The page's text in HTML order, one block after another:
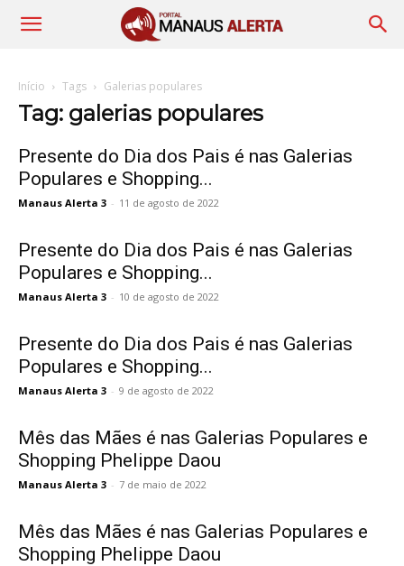
Início Tags Galerias populares
Tag: galerias populares
Presente do Dia dos Pais é nas Galerias
Populares e Shopping...
Manaus Alerta 3 - 11 de agosto de 2022
Presente do Dia dos Pais é nas Galerias
Populares e Shopping...
Manaus Alerta 3 - 10 de agosto de 2022
Presente do Dia dos Pais é nas Galerias
Populares e Shopping...
Manaus Alerta 3 - 9 de agosto de 2022
Mês das Mães é nas Galerias Populares e
Shopping Phelippe Daou
Manaus Alerta 3 - 7 de maio de 2022
Mês das Mães é nas Galerias Populares e
Shopping Phelippe Daou